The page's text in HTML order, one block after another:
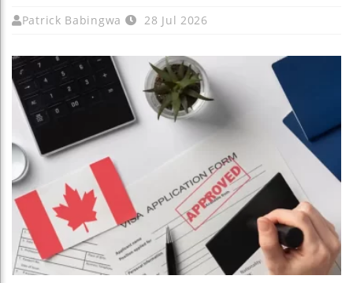
Patrick Babingwa 28 Jul 2026